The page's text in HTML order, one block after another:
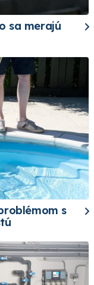
sa merajú
s